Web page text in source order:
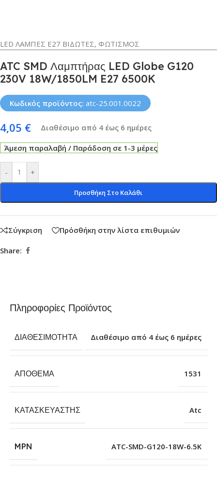
LED ΛΑΜΠΕΣ Ε27 ΒΙΔΩΤΕΣ, ΦΩΤΙΣΜΟΣ
ATC SMD Λαμπτήρας LED Globe G120
230V 18W/1850LM E27 6500K
Κωδικός προϊόντος: atc-25.001.0022
4,05 € Διαθέσιμο από 4 έως 6 ημέρες
Άμεση παραλαβή / Παράδοση σε 1-3 μέρες
- +
Προσθήκη Στο Καλάθι
Σύγκριση Πρόσθήκη στην λίστα επιθυμιών
Share:
Πληροφορίες Προϊόντος
ΔΙΑΘΕΣΙΜΌΤΗΤΑ Διαθέσιμο από 4 έως 6 ημέρες
ΑΠΌΘΕΜΑ 1531
ΚΑΤΑΣΚΕΥΑΣΤΉΣ Atc
MPN ATC-SMD-G120-18W-6.5K